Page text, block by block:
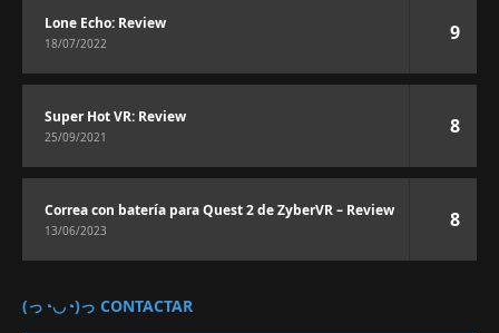
Lone Echo: Review
18/07/2022 9
Super Hot VR: Review
25/09/2021 8
Correa con batería para Quest 2 de ZyberVR – Review
13/06/2023 8
(っ◔◡◔)っ CONTACTAR